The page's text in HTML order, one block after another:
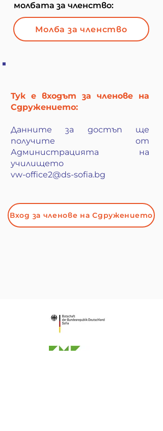
молбата за членство:
Молба за членство
Тук е входът за членове на
Сдружението:
Данните за достъп ще
получите от
Администрацията на
училището
vw-office2@ds-sofia.bg
Вход за членове на Сдружението